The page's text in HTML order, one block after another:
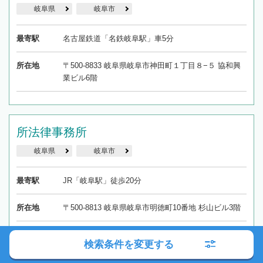
岐阜県 岐阜市
最寄駅 名古屋鉄道「名鉄岐阜駅」車5分
所在地
〒500-8833 岐阜県岐阜市神田町１丁目８−５ 協和興
業ビル6階
所法律事務所
岐阜県 岐阜市
最寄駅 JR「岐阜駅」徒歩20分
所在地 〒500-8813 岐阜県岐阜市明徳町10番地 杉山ビル3階
検索条件を変更する